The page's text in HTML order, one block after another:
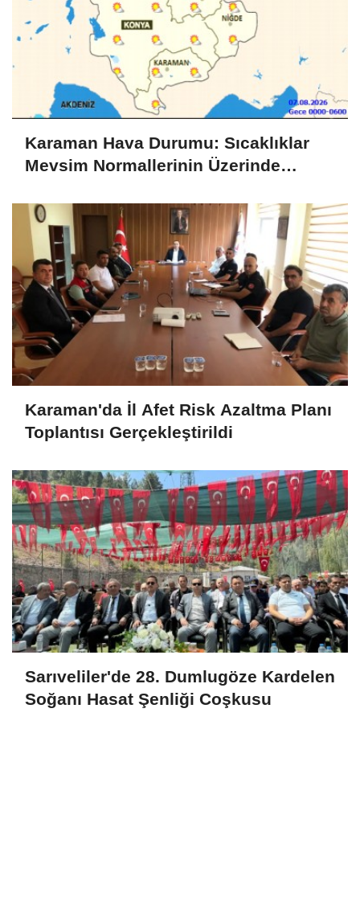
Karaman Hava Durumu: Sıcaklıklar
Mevsim Normallerinin Üzerinde
Karaman'da İl Afet Risk Azaltma Planı
Toplantısı Gerçekleştirildi
Sarıveliler'de 28. Dumlugöze Kardelen
Soğanı Hasat Şenliği Coşkusu